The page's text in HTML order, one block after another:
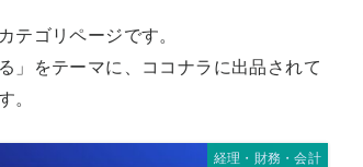
テゴリページです。
」をテーマに、ココナラに出品されて
。
経理・財務・会計